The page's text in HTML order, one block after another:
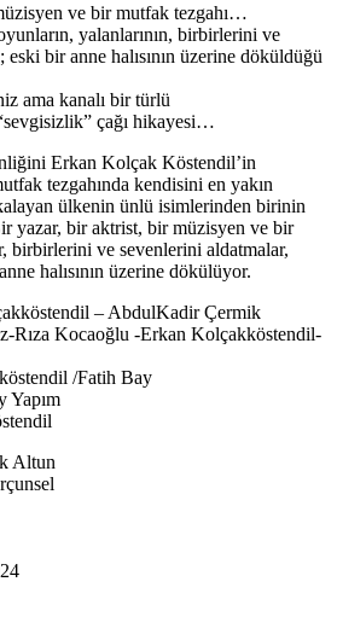
ve bir mutfak tezgahı…
yalanlarının, birbirlerini ve
eski bir anne halısının üzerine döküldüğü
ama kanalı bir türlü
çağı hikayesi…
Erkan Kolçak Köstendil’in
tezgahında kendisini en yakın
ülkenin ünlü isimlerinden birinin
yazar, bir aktrist, bir müzisyen ve bir
birbirlerini ve sevenlerini aldatmalar,
halısının üzerine dökülüyor.
– AbdulKadir Çermik
Rıza Kocaoğlu -Erkan Kolçakköstendil-
/Fatih Bay
Yapım
Altun